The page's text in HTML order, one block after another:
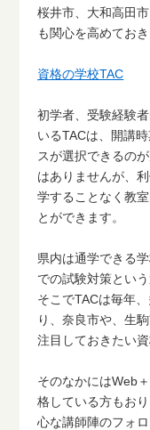
桜井市、大和高田
も関心を高めてお
資格の学校TAC
初学者、受験経験
いるTACは、開講
スが選択できるの
はありませんが、
学することなく教
とができます。
県内は通学できる
での試験対策とい
そこでTACは毎年
り、奈良市や、生
注目しておきたい
そのなかにはWeb
格している方もお
心な講師陣のフォ